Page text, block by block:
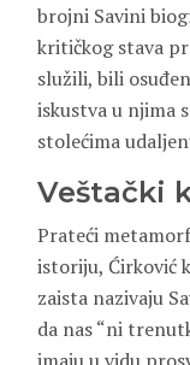
brojni Savini
kritičkog stava
služili, bili
iskustva u njima
stolećima
Veštački
Prateći
istoriju, Ćirković
zaista nazivaju
da nas “ni